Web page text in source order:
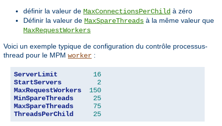
définir la valeur de MaxConnectionsPerChild à zéro
Définir la valeur de MaxSpareThreads à la même valeur que
MaxRequestWorkers
Voici un exemple typique de configuration du contrôle processus-
thread pour le MPM worker :
ServerLimit
16
StartServers
2
MaxRequestWorkers
150
MinSpareThreads
25
MaxSpareThreads
75
ThreadsPerChild
25